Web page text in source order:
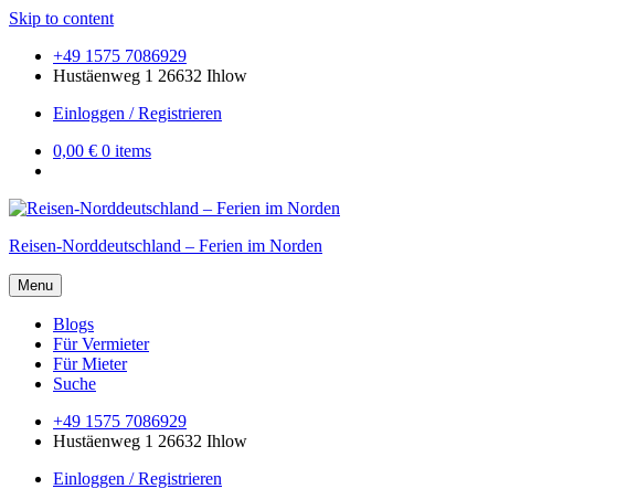
Skip to content
+49 1575 7086929
Hustäenweg 1 26632 Ihlow
Einloggen / Registrieren
0,00 € 0 items
Reisen-Norddeutschland – Ferien im Norden
Menu
Blogs
Für Vermieter
Für Mieter
Suche
+49 1575 7086929
Hustäenweg 1 26632 Ihlow
Einloggen / Registrieren